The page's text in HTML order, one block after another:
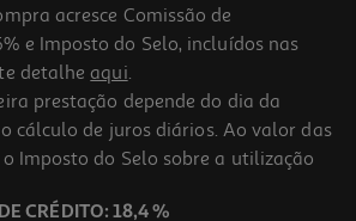
acresce Comissão de
e Imposto do Selo, incluídos nas
detalhe aqui.
prestação depende do dia da
cálculo de juros diários. Ao valor das
o Imposto do Selo sobre a utilização
CRÉDITO: 18,4 %